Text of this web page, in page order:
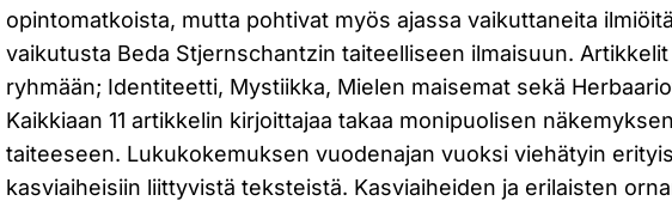
opintomatkoista, mutta pohtivat myös ajassa vaikuttaneita
vaikutusta Beda Stjernschantzin taiteelliseen ilmaisuun.
ryhmään; Identiteetti, Mystiikka, Mielen maisemat sekä
Kaikkiaan 11 artikkelin kirjoittajaa takaa monipuolisen
taiteeseen. Lukukokemuksen vuodenajan vuoksi viehätyin
kasviaiheisiin liittyvistä teksteistä. Kasviaiheiden ja erilaisten